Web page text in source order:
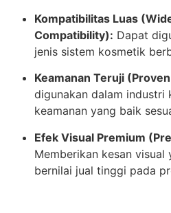
Kompatibilitas Luas
Compatibility): Dapat
jenis sistem kosmetik
Keamanan Teruji
digunakan dalam
keamanan yang baik
Efek Visual Premium
Memberikan kesan
bernilai jual tinggi pada